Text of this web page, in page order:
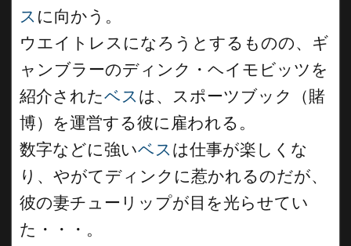
ス に向かう。
ウエイトレスになろうとするものの、ギ
ャンブラーのディンク・ヘイモビッツを
紹介されたベスは、スポーツブック（賭
博）を運営する彼に雇われる。
数字などに強いベスは仕事が楽しくな
り、やがてディンクに惹かれるのだが、
彼の妻チューリップが目を光らせてい
た・・・。